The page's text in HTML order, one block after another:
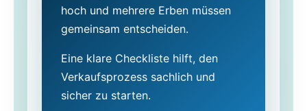
hoch und mehrere Erben müssen
gemeinsam entscheiden.
Eine klare Checkliste hilft, den
Verkaufsprozess sachlich und
sicher zu starten.